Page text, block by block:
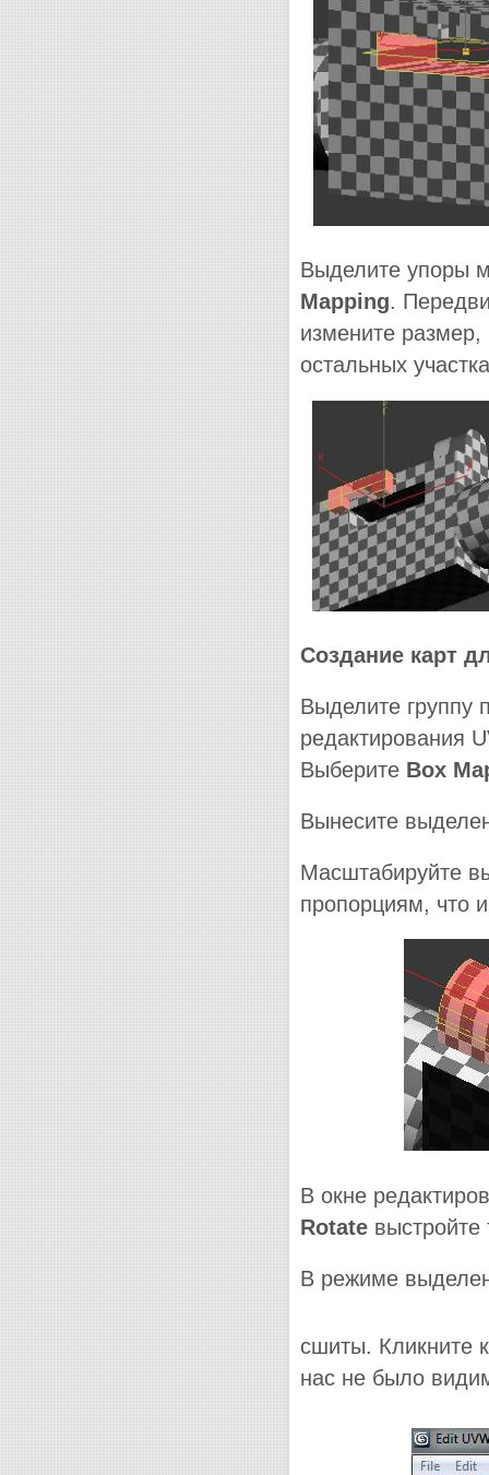
Выделите упоры
Mapping.
измените размер,
остальных
Создание карт
Выделите группу
редактирования
Выберите Box
Вынесите
Масштабируйте
пропорциям, что
В окне
Rotate
В режиме
сшиты. Кликните
нас не было